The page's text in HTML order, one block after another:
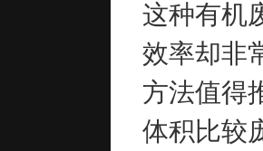
这种有机
效率却非
方法值得
体积比较